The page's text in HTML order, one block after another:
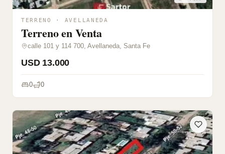
TERRENO · AVELLANEDA
Terreno en Venta
calle 101 y 114 700, Avellaneda, Santa Fe
USD 13.000
0 0